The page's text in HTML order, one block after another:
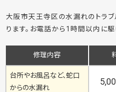
大阪市天王寺区の水漏れのトラブ
ります。お電話から1時間以内に駆
修理内容
台所やお風呂など、蛇口
からの水漏れ